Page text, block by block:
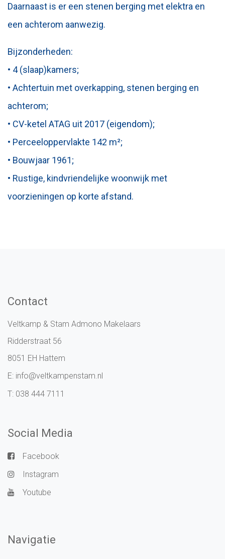
Daarnaast is er een stenen berging met elektra en
een achterom aanwezig.
Bijzonderheden:
• 4 (slaap)kamers;
• Achtertuin met overkapping, stenen berging en
achterom;
• CV-ketel ATAG uit 2017 (eigendom);
• Perceeloppervlakte 142 m²;
• Bouwjaar 1961;
• Rustige, kindvriendelijke woonwijk met
voorzieningen op korte afstand.
Contact
Veltkamp & Stam Admono Makelaars
Ridderstraat 56
8051 EH Hattem
E: info@veltkampenstam.nl
T: 038 444 7111
Social Media
Facebook
Instagram
Youtube
Navigatie